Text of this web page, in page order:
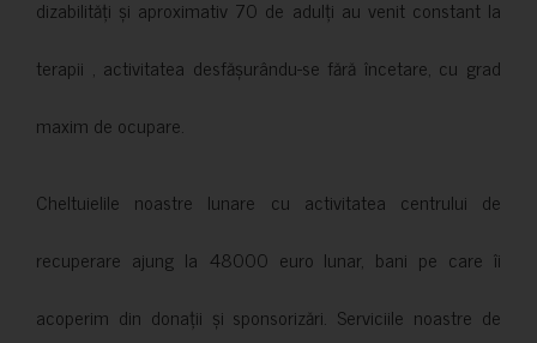
dizabilități și aproximativ 70 de adulți au venit constant la
terapii , activitatea desfășurându-se fără încetare, cu grad
maxim de ocupare.
Cheltuielile noastre lunare cu activitatea centrului de
recuperare ajung la 48000 euro lunar, bani pe care îi
acoperim din donații și sponsorizări. Serviciile noastre de